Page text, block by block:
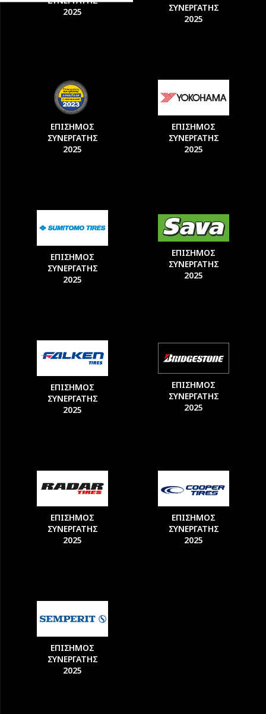
2025
ΣΥΝΕΡΓΑΤΗΣ
2025
ΕΠΙΣΗΜΟΣ
ΣΥΝΕΡΓΑΤΗΣ
2025
ΕΠΙΣΗΜΟΣ
ΣΥΝΕΡΓΑΤΗΣ
2025
ΕΠΙΣΗΜΟΣ
ΣΥΝΕΡΓΑΤΗΣ
2025
ΕΠΙΣΗΜΟΣ
ΣΥΝΕΡΓΑΤΗΣ
2025
ΕΠΙΣΗΜΟΣ
ΣΥΝΕΡΓΑΤΗΣ
2025
ΕΠΙΣΗΜΟΣ
ΣΥΝΕΡΓΑΤΗΣ
2025
ΕΠΙΣΗΜΟΣ
ΣΥΝΕΡΓΑΤΗΣ
2025
ΕΠΙΣΗΜΟΣ
ΣΥΝΕΡΓΑΤΗΣ
2025
ΕΠΙΣΗΜΟΣ
ΣΥΝΕΡΓΑΤΗΣ
2025